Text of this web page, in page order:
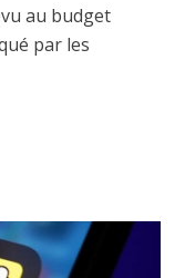
au budget
par les